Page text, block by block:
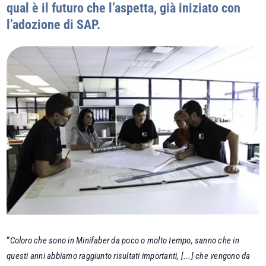
qual è il futuro che l’aspetta, già iniziato con
l’adozione di SAP.
“Coloro che sono in Minifaber da poco o molto tempo, sanno che in
questi anni abbiamo raggiunto risultati importanti, [...] che vengono da